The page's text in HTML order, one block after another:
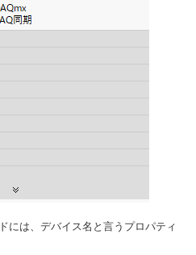
には、デバイス名と言うプロパティ